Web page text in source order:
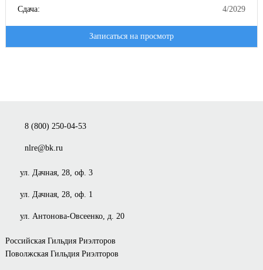
Сдача:
4/2029
Записаться на просмотр
8 (800) 250-04-53
nlre@bk.ru
ул. Дачная, 28, оф. 3
ул. Дачная, 28, оф. 1
ул. Антонова-Овсеенко, д. 20
Российская Гильдия Риэлторов
Поволжская Гильдия Риэлторов